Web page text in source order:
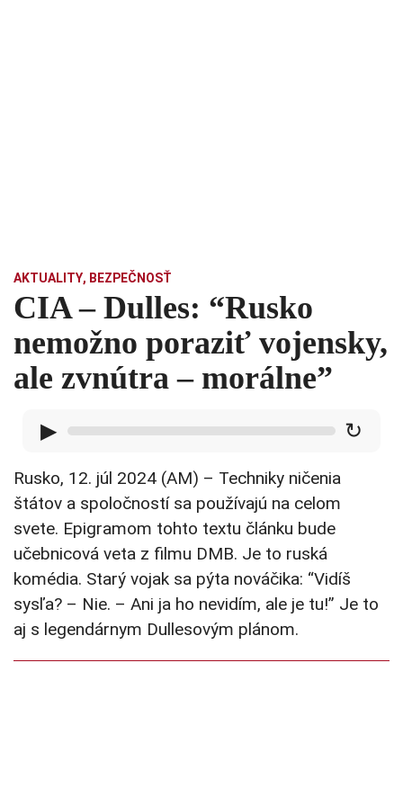
AKTUALITY, BEZPEČNOSŤ
CIA – Dulles: “Rusko
nemožno poraziť vojensky,
ale zvnútra – morálne”
▶ ↻
Rusko, 12. júl 2024 (AM) – Techniky ničenia
štátov a spoločností sa používajú na celom
svete. Epigramom tohto textu článku bude
učebnicová veta z filmu DMB. Je to ruská
komédia. Starý vojak sa pýta nováčika: “Vidíš
sysľa? – Nie. – Ani ja ho nevidím, ale je tu!” Je to
aj s legendárnym Dullesovým plánom.